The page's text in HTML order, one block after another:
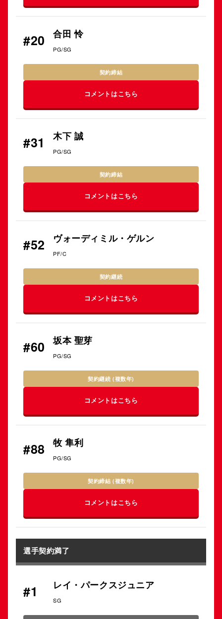
#20 合田 怜
PG/SG
契約締結
コメントはこちら
#31 木下 誠
PG/SG
契約締結
コメントはこちら
#52 ヴォーディミル・ゲルン
PF/C
契約継続
コメントはこちら
#60 坂本 聖芽
PG/SG
契約継続 (複数年)
コメントはこちら
#88 牧 隼利
PG/SG
契約締結 (複数年)
コメントはこちら
選手契約満了
#1 レイ・パークスジュニア
SG